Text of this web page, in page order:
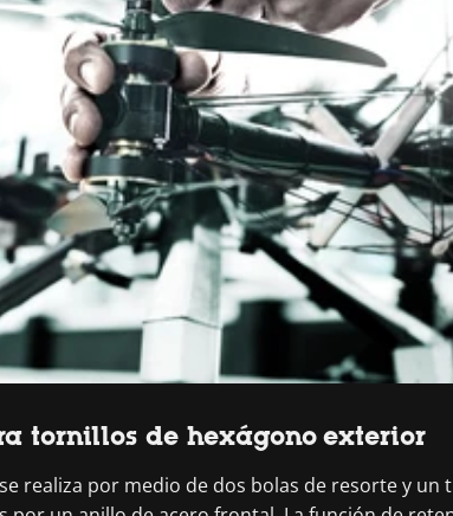
tornillos de hexágono exterior
realiza por medio de dos bolas de resorte y